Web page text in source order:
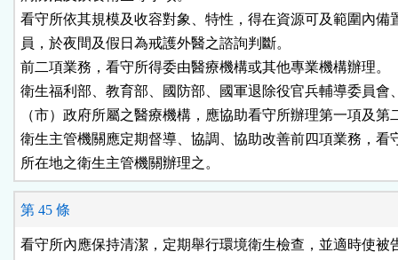
看守所依其規模及收容對象、特性，得在資源可及範圍內備
員，於夜間及假日為戒護外醫之諮詢判斷。
前二項業務，看守所得委由醫療機構或其他專業機構辦理。
衛生福利部、教育部、國防部、國軍退除役官兵輔導委員會
（市）政府所屬之醫療機構，應協助看守所辦理第一項及第
衛生主管機關應定期督導、協調、協助改善前四項業務，看
所在地之衛生主管機關辦理之。
第 45 條
看守所內應保持清潔，定期舉行環境衛生檢查，並適時使被